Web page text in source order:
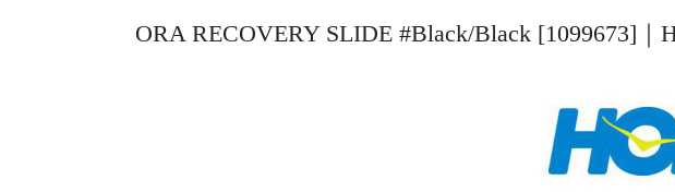
ORA RECOVERY SLIDE #Black/Black [1099673]｜